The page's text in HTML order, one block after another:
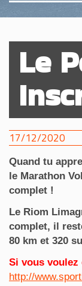
Le
17/12/2020
Quand tu
le Marathon
complet !
Le Riom
complet, il
80 km et 320
Si vous
http://